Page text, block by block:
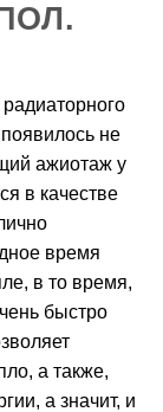
не
ажиотаж у
в качестве
время
в то время,
быстро
а также,
а значит, и